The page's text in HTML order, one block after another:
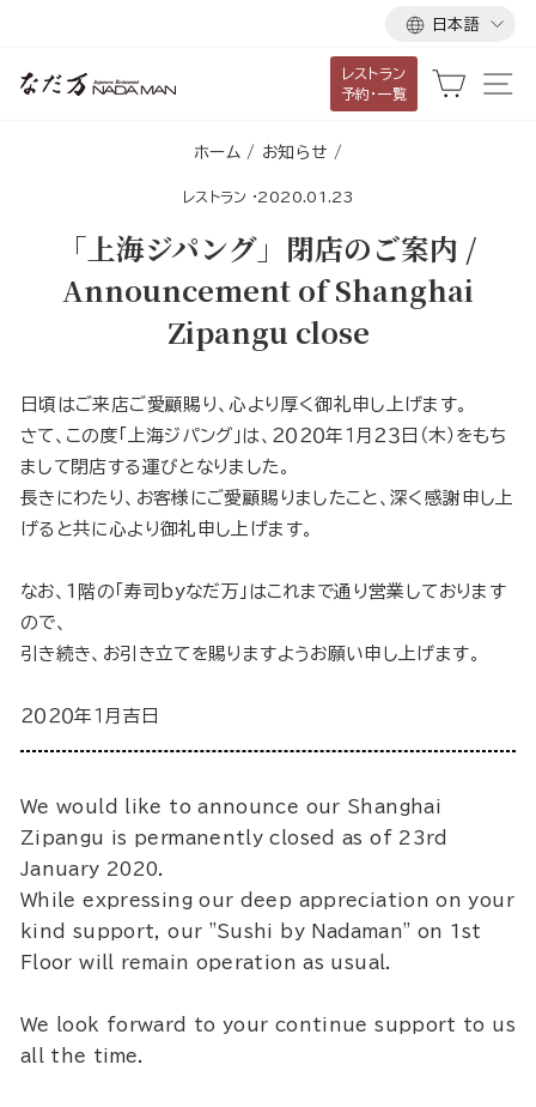
言
語
日本語
レストラン
予約・一覧
カート
ホーム / お知らせ /
レストラン ·2020.01.23
「上海ジパング」閉店のご案内 /
Announcement of Shanghai
Zipangu close
日頃はご来店ご愛顧賜り、心より厚く御礼申し上げます。
さて、この度「上海ジパング」は、２０２０年１月２３日（木）をもち
まして閉店する運びとなりました。
長きにわたり、お客様にご愛顧賜りましたこと、深く感謝申し上
げると共に心より御礼申し上げます。
なお、1階の「寿司byなだ万」はこれまで通り営業しております
ので、
引き続き、お引き立てを賜りますようお願い申し上げます。
２０２０年１月吉日
We would like to announce our Shanghai
Zipangu is permanently closed as of 23rd
January 2020.
While expressing our deep appreciation on your
kind support, our "Sushi by Nadaman" on 1st
Floor will remain operation as usual.
We look forward to your continue support to us
all the time.